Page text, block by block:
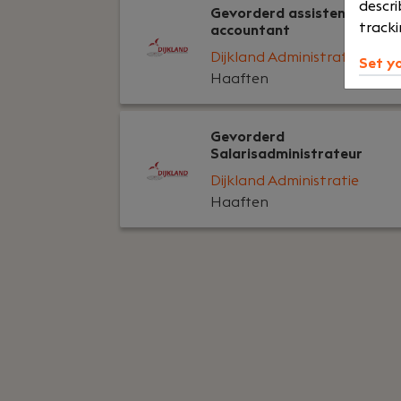
Gevorderd assistent
accountant
Dijkland Administratie
Haaften
Gevorderd
Salarisadministrateur
Dijkland Administratie
Haaften
Set